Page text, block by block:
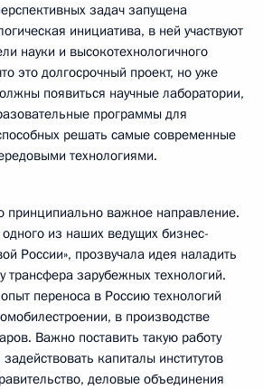
задач запущена
инициатива, в ней участвуют
науки и высокотехнологичного
это долгосрочный проект, но уже
появиться научные лаборатории,
программы для
решать самые современные
технологиями.
принципиально важное направление.
из наших ведущих бизнес-
России», прозвучала идея наладить
трансфера зарубежных технологий.
переноса в Россию технологий
в производстве
Важно поставить такую работу
капиталы институтов
деловые объединения